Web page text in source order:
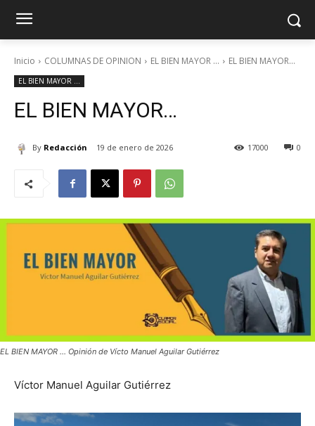
Inicio COLUMNAS DE OPINION EL BIEN MAYOR ... EL BIEN MAYOR...
EL BIEN MAYOR ...
EL BIEN MAYOR…
By Redacción 19 de enero de 2026 0
17000
EL BIEN MAYOR ... Opinión de Vícto Manuel Aguilar Gutiérrez
Víctor Manuel Aguilar Gutiérrez